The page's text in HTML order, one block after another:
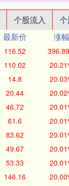
个股流入
最新价 涨幅
116.52
110.02
14.8
20.44
46.72
61.6
83.62
49.67
53.33
146.16